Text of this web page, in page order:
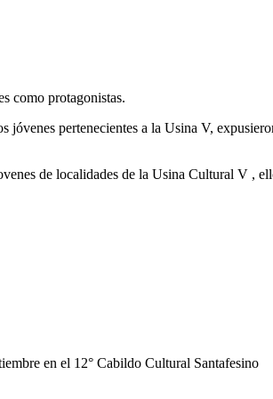
como protagonistas.
pertenecientes a la Usina V,
de localidades de la Usina Cultural V ,
en el 12° Cabildo Cultural Santafesino